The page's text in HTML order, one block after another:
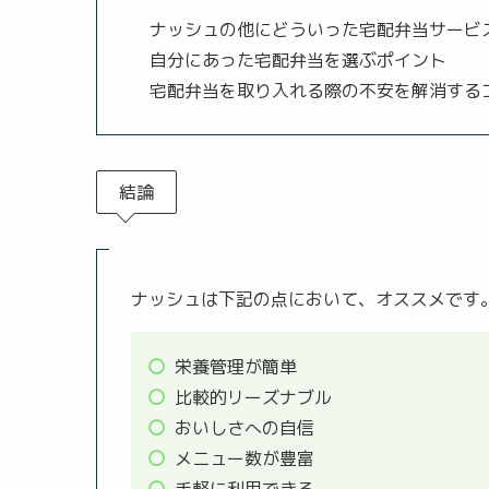
ナッシュの他にどういった宅配弁当サービ
自分にあった宅配弁当を選ぶポイント
宅配弁当を取り入れる際の不安を解消する
結論
ナッシュは下記の点において、オススメです。
栄養管理が簡単
比較的リーズナブル
おいしさへの自信
メニュー数が豊富